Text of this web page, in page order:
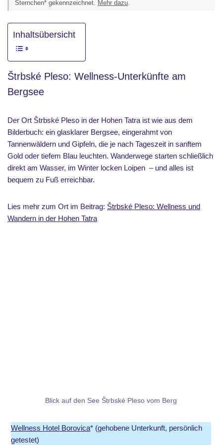
Sternchen* gekennzeichnet. Mehr dazu.
Inhaltsübersicht
Štrbské Pleso: Wellness-Unterkünfte am
Bergsee
Der Ort Štrbské Pleso in der Hohen Tatra ist wie aus dem
Bilderbuch: ein glasklarer Bergsee, eingerahmt von
Tannenwäldern und Gipfeln, die je nach Tageszeit in sanftem
Gold oder tiefem Blau leuchten. Wanderwege starten schließlich
direkt am Wasser, im Winter locken Loipen – und alles ist
bequem zu Fuß erreichbar.
Lies mehr zum Ort im Beitrag: Štrbské Pleso: Wellness und
Wandern in der Hohen Tatra
Blick auf den See Štrbské Pleso vom Berg
Wellness Hotel Borovica* (gehobene Unterkunft, persönlich
getestet)